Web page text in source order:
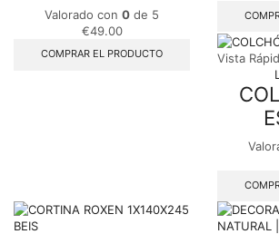
Valorado con 0 de 5
€49.00
COMPRAR EL PRODUCTO
Vista